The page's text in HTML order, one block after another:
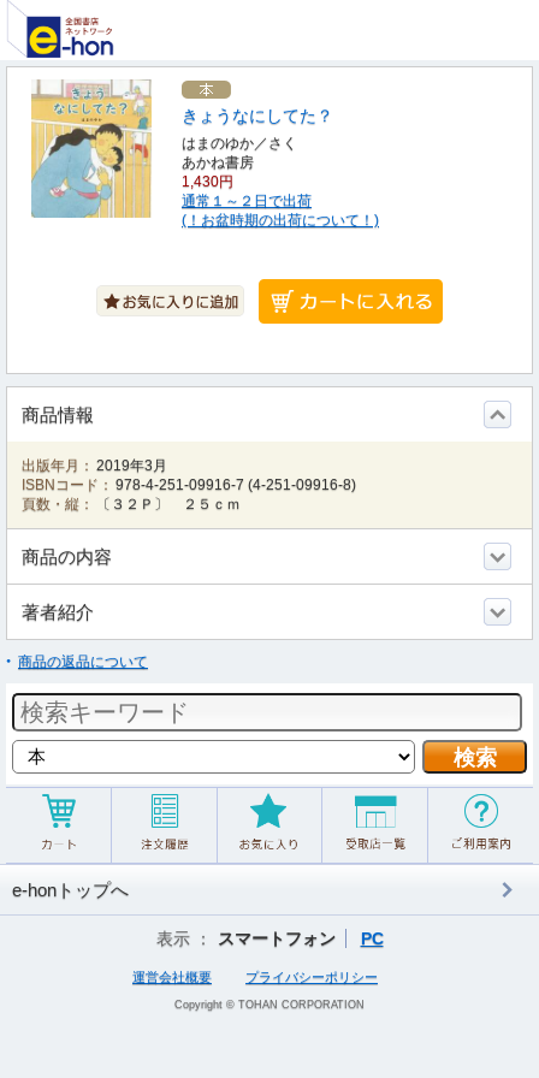
きょうなにしてた？
はまのゆか／さく
あかね書房
1,430円
通常１～２日で出荷
(！お盆時期の出荷について！)
商品情報
出版年月： 2019年3月
ISBNコード： 978-4-251-09916-7 (4-251-09916-8)
頁数・縦：
〔３２Ｐ〕 ２５ｃｍ
商品の内容
著者紹介
商品の返品について
e-honトップへ
表示 ： スマートフォン PC
運営会社概要 プライバシーポリシー
Copyright © TOHAN CORPORATION